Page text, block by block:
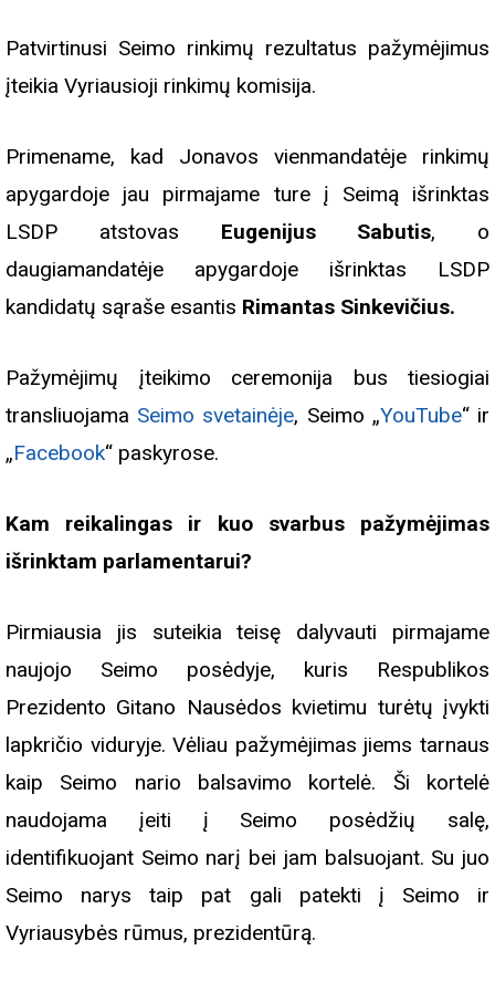
Patvirtinusi Seimo rinkimų rezultatus pažymėjimus
įteikia Vyriausioji rinkimų komisija.
Primename, kad Jonavos vienmandatėje rinkimų
apygardoje jau pirmajame ture į Seimą išrinktas
LSDP atstovas Eugenijus Sabutis, o
daugiamandatėje apygardoje išrinktas LSDP
kandidatų sąraše esantis Rimantas Sinkevičius.
Pažymėjimų įteikimo ceremonija bus tiesiogiai
transliuojama Seimo svetainėje, Seimo „YouTube“ ir
„Facebook“ paskyrose.
Kam reikalingas ir kuo svarbus pažymėjimas
išrinktam parlamentarui?
Pirmiausia jis suteikia teisę dalyvauti pirmajame
naujojo Seimo posėdyje, kuris Respublikos
Prezidento Gitano Nausėdos kvietimu turėtų įvykti
lapkričio viduryje. Vėliau pažymėjimas jiems tarnaus
kaip Seimo nario balsavimo kortelė. Ši kortelė
naudojama įeiti į Seimo posėdžių salę,
identifikuojant Seimo narį bei jam balsuojant. Su juo
Seimo narys taip pat gali patekti į Seimo ir
Vyriausybės rūmus, prezidentūrą.